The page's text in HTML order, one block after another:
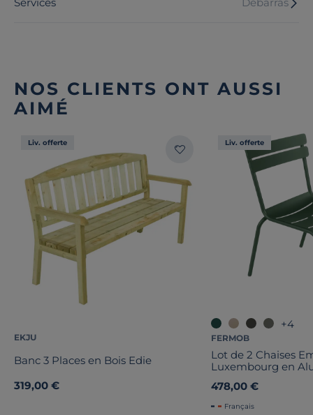
NOS CLIENTS ONT AUSSI
AIMÉ
Liv. offerte
EKJU
Banc 3 Places en Bois Edie
319,00 €
Liv. offerte
+4
FERMOB
Lot de 2 Chaises
Luxembourg en
478,00 €
Français